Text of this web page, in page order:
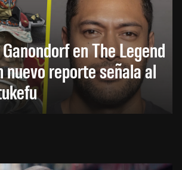
en The Legend
nuevo reporte señala al